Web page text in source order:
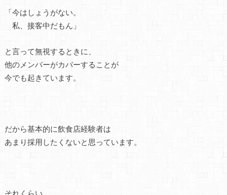
「今はしょうがない。
私、接客中だもん」
と言って無視するときに、
他のメンバーがカバーすることが
今でも起きています。
だから基本的に飲食店経験者は
あまり採用したくないと思っています。
それくらい、